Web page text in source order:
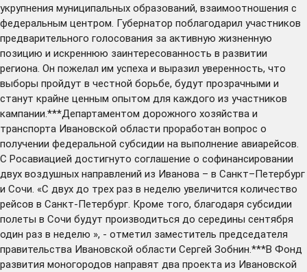
укрупнения муниципальных образований, взаимоотношения с
федеральным центром. Губернатор поблагодарил участников
предварительного голосования за активную жизненную
позицию и искреннюю заинтересованность в развитии
региона. Он пожелал им успеха и выразил уверенность, что
выборы пройдут в честной борьбе, будут прозрачными и
станут крайне ценным опытом для каждого из участников
кампании.***Департаментом дорожного хозяйства и
транспорта Ивановской области проработан вопрос о
получении федеральной субсидии на выполнение авиарейсов.
С Росавиацией достигнуто соглашение о софинансировании
двух воздушных направлений из Иванова – в Санкт–Петербург
и Сочи. «С двух до трех раз в неделю увеличится количество
рейсов в Санкт-Петербург. Кроме того, благодаря субсидии
полеты в Сочи будут производиться до середины сентября
один раз в неделю », - отметил заместитель председателя
правительства Ивановской области Сергей Зобнин.***В Фонд
развития моногородов направят два проекта из Ивановской